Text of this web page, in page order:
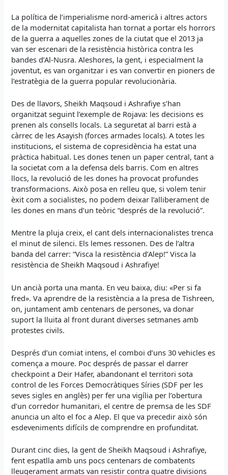
La política de l’imperialisme nord-americà i altres actors
de la modernitat capitalista han tornat a portar els horrors
de la guerra a aquelles zones de la ciutat que el 2013 ja
van ser escenari de la resistència històrica contra les
bandes d’Al-Nusra. Aleshores, la gent, i especialment la
joventut, es van organitzar i es van convertir en pioners de
l’estratègia de la guerra popular revolucionària.
Des de llavors, Sheikh Maqsoud i Ashrafiye s’han
organitzat seguint l’exemple de Rojava: les decisions es
prenen als consells locals. La seguretat al barri està a
càrrec de les Asayish (forces armades locals). A totes les
institucions, el sistema de copresidència ha estat una
pràctica habitual. Les dones tenen un paper central, tant a
la societat com a la defensa dels barris. Com en altres
llocs, la revolució de les dones ha provocat profundes
transformacions. Això posa en relleu que, si volem tenir
èxit com a socialistes, no podem deixar l’alliberament de
les dones en mans d’un teòric “després de la revolució”.
Mentre la pluja creix, el cant dels internacionalistes trenca
el minut de silenci. Els lemes ressonen. Des de l’altra
banda del carrer: “Visca la resistència d’Alep!” Visca la
resistència de Sheikh Maqsoud i Ashrafiye!
Un ancià porta una manta. En veu baixa, diu: «Per si fa
fred». Va aprendre de la resistència a la presa de Tishreen,
on, juntament amb centenars de persones, va donar
suport la lluita al front durant diverses setmanes amb
protestes civils.
Després d’un comiat intens, el comboi d’uns 30 vehicles es
comença a moure. Poc després de passar el darrer
checkpoint a Deir Hafer, abandonant el territori sota
control de les Forces Democràtiques Síries (SDF per les
seves sigles en anglès) per fer una vigília per l’obertura
d’un corredor humanitari, el centre de premsa de les SDF
anuncia un alto el foc a Alep. El que va precedir això són
esdeveniments difícils de comprendre en profunditat.
Durant cinc dies, la gent de Sheikh Maqsoud i Ashrafiye,
fent espatlla amb uns pocs centenars de combatents
lleugerament armats van resistir contra quatre divisions